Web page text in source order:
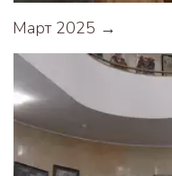
Март 2025 →